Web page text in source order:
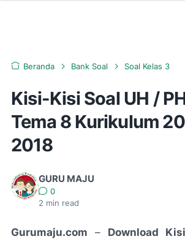
Beranda Bank Soal Soal Kelas 3
Kisi-Kisi Soal UH /
Tema 8 Kurikulum
2018
GURU MAJU
0
2 min read
Gurumaju.com – Download